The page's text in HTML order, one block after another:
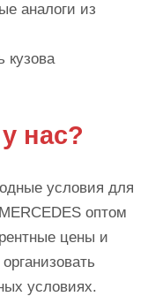
аналоги из
кузова
нас?
условия для
оптом
цены и
условиях.